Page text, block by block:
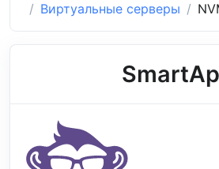
Виртуальные серверы